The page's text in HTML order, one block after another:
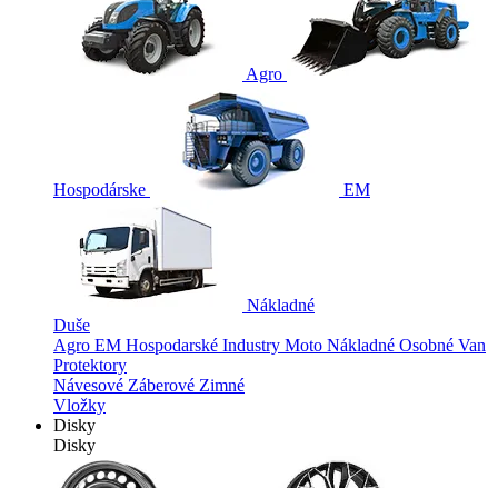
Agro
Hospodárske EM
Nákladné
Duše
Agro EM Hospodarské Industry Moto Nákladné Osobné Van
Protektory
Návesové Záberové Zimné
Vložky
Disky
Disky